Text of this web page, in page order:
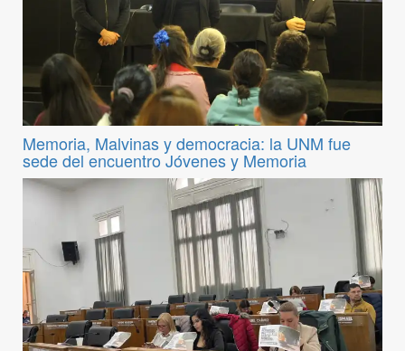
Memoria, Malvinas y democracia: la UNM fue
sede del encuentro Jóvenes y Memoria